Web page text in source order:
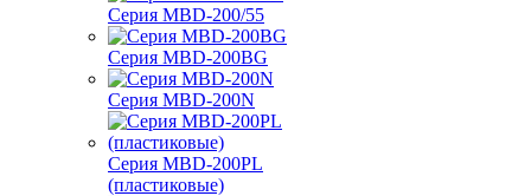
Серия MBD-200/55
Серия MBD-200BG
Серия MBD-200N
Серия MBD-200PL
(пластиковые)